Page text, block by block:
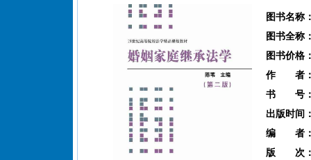
图书名称
图书全称
图书价格
作 者
书 号
出版时间
编 者
版 次